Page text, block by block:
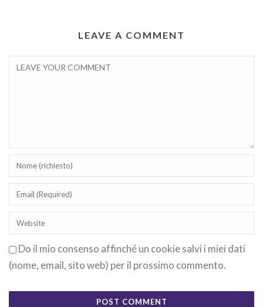
LEAVE A COMMENT
Do il mio consenso affinché un cookie salvi i miei dati
(nome, email, sito web) per il prossimo commento.